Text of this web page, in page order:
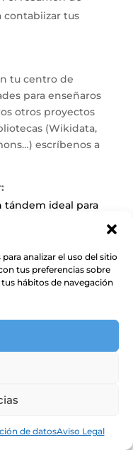
analizar el uso del sitio
tus preferencias sobre
hábitos de navegación
de datosAviso Legal
contabiizar tus
tu centro de
para enseñaros
otros proyectos
(Wikidata,
escríbenos a
tándem ideal para
sin fotografía.
la